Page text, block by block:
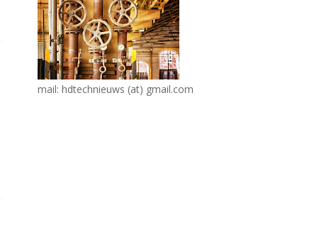
mail: hdtechnieuws (at) gmail.com